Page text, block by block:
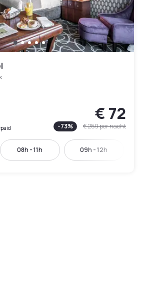
€ 72
-73% € 259per nacht
08h - 11h 09h - 12h